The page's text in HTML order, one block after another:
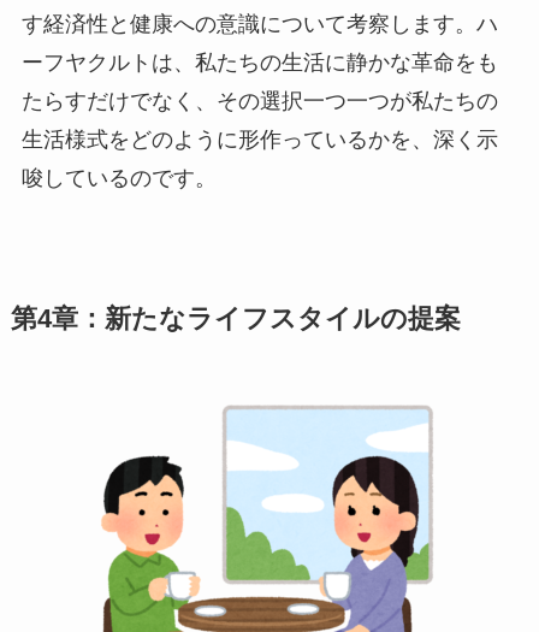
す経済性と健康への意識について考察します。ハ
ーフヤクルトは、私たちの生活に静かな革命をも
たらすだけでなく、その選択一つ一つが私たちの
生活様式をどのように形作っているかを、深く示
唆しているのです。
第4章：新たなライフスタイルの提案